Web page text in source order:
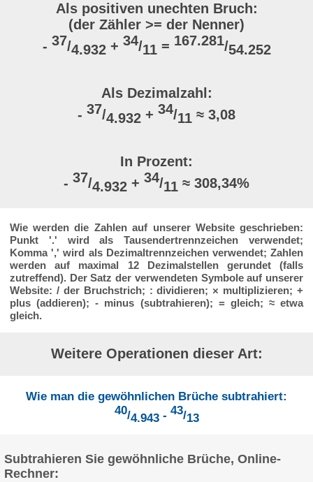
Als positiven unechten Bruch:
(der Zähler >= der Nenner)
- 37/4.932 + 34/11 = 167.281/54.252
Als Dezimalzahl:
- 37/4.932 + 34/11 ≈ 3,08
In Prozent:
- 37/4.932 + 34/11 ≈ 308,34%
Wie werden die Zahlen auf unserer Website geschrieben:
Punkt '.' wird als Tausendertrennzeichen verwendet;
Komma ',' wird als Dezimaltrennzeichen verwendet; Zahlen
werden auf maximal 12 Dezimalstellen gerundet (falls
zutreffend). Der Satz der verwendeten Symbole auf unserer
Website: / der Bruchstrich; : dividieren; × multiplizieren; +
plus (addieren); - minus (subtrahieren); = gleich; ≈ etwa
gleich.
Weitere Operationen dieser Art:
Wie man die gewöhnlichen Brüche subtrahiert:
40/4.943- 43/13
Subtrahieren Sie gewöhnliche Brüche, Online-
Rechner: